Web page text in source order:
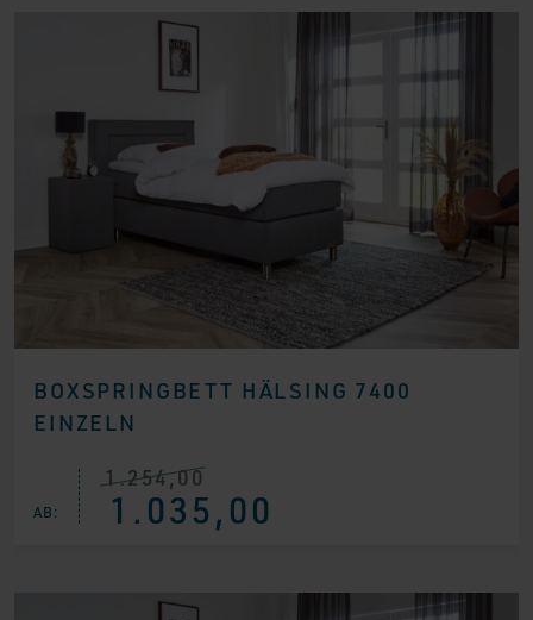
BOXSPRINGBETT HÄLSING 7400
EINZELN
AB:
1.254,00
Ursprünglicher
Preis
war:1.035,00
Aktueller
Preis
ist: